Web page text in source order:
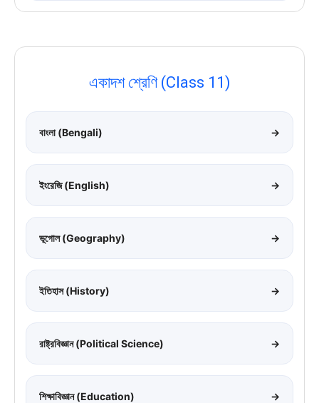
একাদশ শ্রেণি (Class 11)
বাংলা (Bengali) →
ইংরেজি (English) →
ভূগোল (Geography) →
ইতিহাস (History) →
রাষ্ট্রবিজ্ঞান (Political Science) →
শিক্ষাবিজ্ঞান (Education) →